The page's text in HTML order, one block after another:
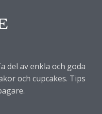
del av enkla och goda
och cupcakes. Tips